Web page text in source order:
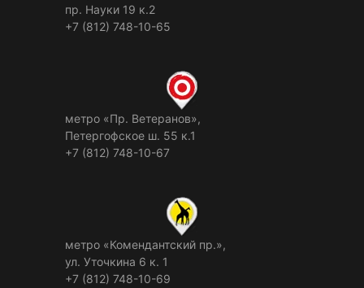
пр. Науки 19 к.2
+7 (812) 748-10-65
метро «Пр. Ветеранов»,
Петергофское ш. 55 к.1
+7 (812) 748-10-67
метро «Комендантский пр.»,
ул. Уточкина 6 к. 1
+7 (812) 748-10-69